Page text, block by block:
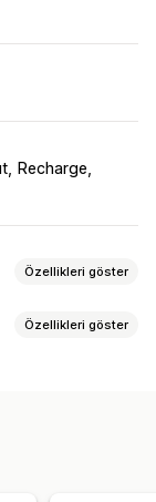
Recharge
Özellikleri göster
tasarruf edin
Özellikleri göster